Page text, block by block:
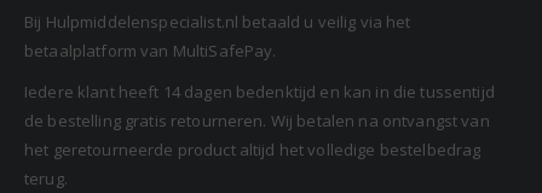
Bij Hulpmiddelenspecialist.nl betaald u veilig via het
betaalplatform van MultiSafePay.
Iedere klant heeft 14 dagen bedenktijd en kan in die tussentijd
de bestelling gratis retourneren. Wij betalen na ontvangst van
het geretourneerde product altijd het volledige bestelbedrag
terug.